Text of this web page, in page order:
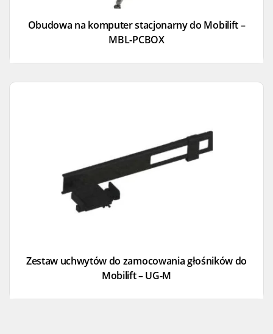
Obudowa na komputer stacjonarny do Mobilift –
MBL-PCBOX
Zestaw uchwytów do zamocowania głośników do
Mobilift – UG-M